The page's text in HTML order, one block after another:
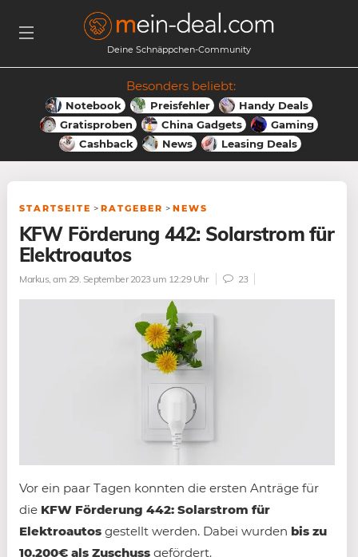
Deine Schnäppchen-Community
Besonders beliebt:
Notebook Preisfehler
Handy Deals
Gratisproben
China Gadgets
Gaming
Cashback
News Leasing Deals
STARTSEITE > RATGEBER > NEWS
KFW Förderung 442: Solarstrom für
Elektroautos
Markus, am 29. September 2023 um 12:29 Uhr 23
Vor ein paar Tagen konnten die ersten Anträge für
die KFW Förderung 442: Solarstrom für
Elektroautos gestellt werden. Dabei wurden bis zu
10.200€ als Zuschuss gefördert.